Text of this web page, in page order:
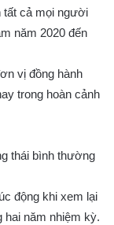
tất cả mọi người
năm 2020 đến
vị đồng hành
trong hoàn cảnh
động khi xem lại
hai năm nhiệm kỳ.